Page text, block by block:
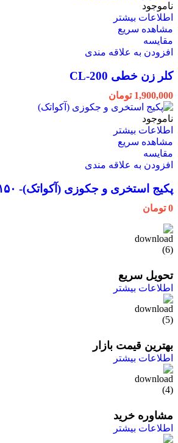
ناموجود
اطلاعات بیشتر
مشاهده سریع
مقایسه
افزودن به علاقه مندی
کلر زن خطی CL-200
1,900,000 تومان
ناموجود
اطلاعات بیشتر
مشاهده سریع
مقایسه
افزودن به علاقه مندی
پکیج استخری و جکوزی (آکواتک)- ۱۵۰
0 تومان
تحویل سریع
اطلاعات بیشتر
بهترین قیمت بازار
اطلاعات بیشتر
مشاوره خرید
اطلاعات بیشتر